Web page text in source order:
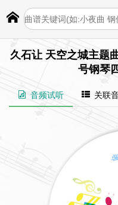
久石让 天空之城主题
号钢琴
音频试听 关联